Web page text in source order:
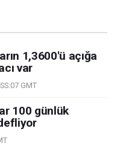
1,3600'ü açığa
var
GMT
100 günlük